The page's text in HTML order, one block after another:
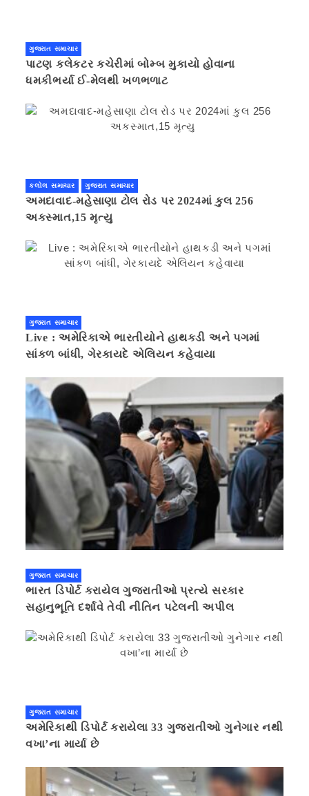
ગુજરાત સમાચાર
પાટણ કલેકટર કચેરીમાં બોમ્બ મુકાયો હોવાના
ધમકીભર્યા ઈ-મેલથી ખળભળાટ
કલોલ સમાચાર ગુજરાત સમાચાર
અમદાવાદ-મહેસાણા ટોલ રોડ પર 2024માં કુલ 256
અકસ્માત,15 મૃત્યુ
ગુજરાત સમાચાર
Live : અમેરિકાએ ભારતીયોને હાથકડી અને પગમાં
સાંકળ બાંધી, ગેરકાયદે એલિયન કહેવાયા
ગુજરાત સમાચાર
ભારત ડિપોર્ટ કરાયેલ ગુજરાતીઓ પ્રત્યે સરકાર
સહાનુભૂતિ દર્શાવે તેવી નીતિન પટેલની અપીલ
ગુજરાત સમાચાર
અમેરિકાથી ડિપોર્ટ કરાયેલા 33 ગુજરાતીઓ ગુનેગાર નથી
વખા’ના માર્યા છે